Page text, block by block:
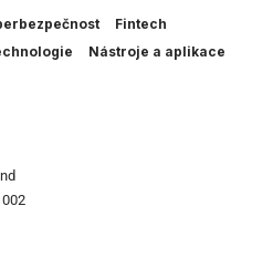
Fintech
Nástroje a aplikace